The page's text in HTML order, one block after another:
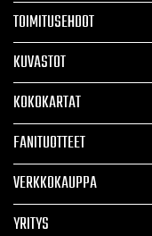
TOIMITUSEHDOT
KUVASTOT
KOKOKARTAT
FANITUOTTEET
VERKKOKAUPPA
YRITYS